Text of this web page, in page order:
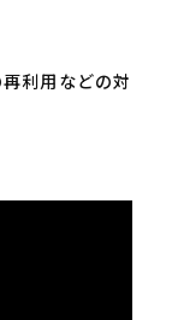
利用などの対